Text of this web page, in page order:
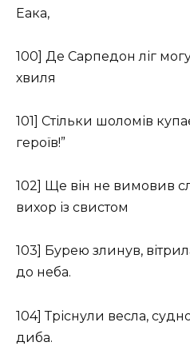
Еака,
100] Де Сарпедон ліг
хвиля
101] Стільки шоломів
героїв!”
102] Ще він не вимовив
вихор із свистом
103] Бурею злинув,
до неба.
104] Тріснули весла,
диба.